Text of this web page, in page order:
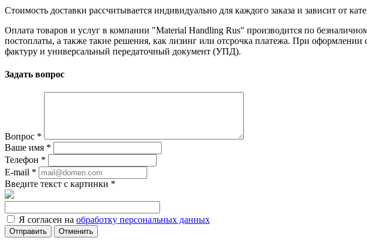
Стоимость доставки рассчитывается индивидуально для каждого заказа и зависит от
Оплата товаров и услуг в компании "Material Handling Rus" производится по
постоплаты, а также такие решения, как лизинг или отсрочка платежа. При
фактуру и универсальный передаточный документ (УПД).
Задать вопрос
Вопрос *
Ваше имя *
Телефон *
E-mail *
Введите текст с картинки *
Я согласен на обработку персональных данных
Отменить